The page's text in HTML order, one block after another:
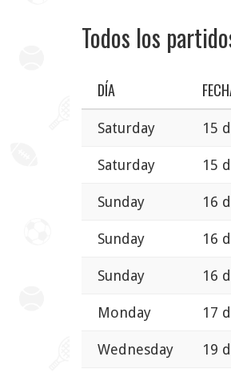
Todos los
DÍA
Saturday 15
Saturday 15
Sunday 16
Sunday 16
Sunday 16
Monday 17
Wednesday 19